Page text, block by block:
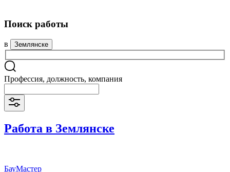
Поиск работы
в Землянске
Профессия, должность, компания
Работа в Землянске
БауМастер